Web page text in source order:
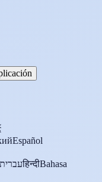
Español
עבריתहिन्दीBahasa